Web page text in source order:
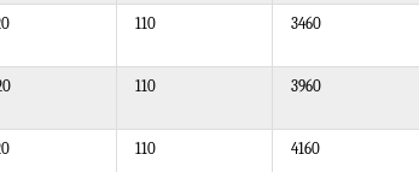
110 3460
110 3960
110 4160